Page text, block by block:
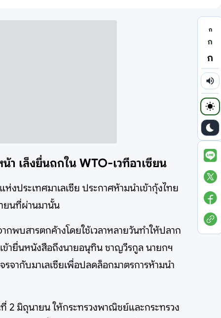
า เล็งยื่นถกใน WTO-เวทีอาเซียน
ประเทศมาเลเซีย ประกาศห้ามนำเข้ากุ้งไทย
ยนที่ผ่านมานั้น
พบสารตกค้างโดยใช้เวลาหลายวันทำให้ปลาก
ข้ายื่นหนังสือถึงนายอนุทิน ชาญวีรกูล นายกฯ
จากับมาเลเซียเพื่อปลดล็อกมาตรการห้ามนำ
2 มิถุนายน ให้กระทรวงพาณิชย์และกระทรวง
ก
ก
ก